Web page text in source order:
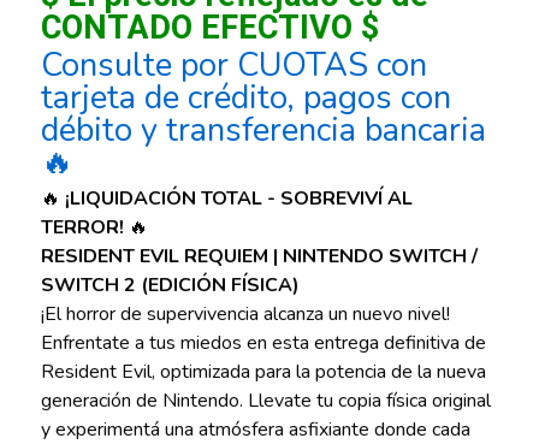
CONTADO EFECTIVO $
Consulte por CUOTAS con
tarjeta de crédito, pagos con
débito y transferencia bancaria
🔥
🔥 ¡LIQUIDACIÓN TOTAL - SOBREVIVÍ AL
TERROR! 🔥
RESIDENT EVIL REQUIEM | NINTENDO SWITCH /
SWITCH 2 (EDICIÓN FÍSICA)
¡El horror de supervivencia alcanza un nuevo nivel!
Enfrentate a tus miedos en esta entrega definitiva de
Resident Evil, optimizada para la potencia de la nueva
generación de Nintendo. Llevate tu copia física original
y experimentá una atmósfera asfixiante donde cada